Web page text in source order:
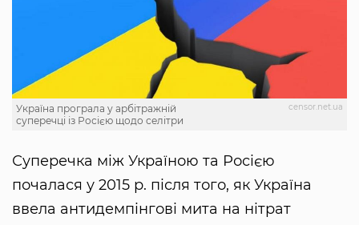
censor.net.ua
Україна програла у арбітражній
суперечці із Росією щодо селітри
Суперечка між Україною та Росією
почалася у 2015 р. після того, як Україна
ввела антидемпінгові мита на нітрат